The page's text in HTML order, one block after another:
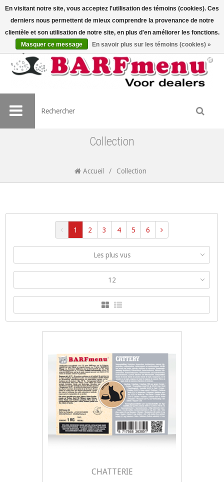
Collection
Accueil / Collection
1 2 3 4 5 6
Les plus vus
12
CHATTERIE
En visitant notre site, vous acceptez l'utilisation des témoins (cookies). Ces
derniers nous permettent de mieux comprendre la provenance de notre
clientèle et son utilisation de notre site, en plus d'en améliorer les fonctions.
Masquer ce message
En savoir plus sur les témoins (cookies) »